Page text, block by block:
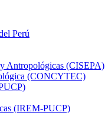
Perú
Antropológicas (CISEPA)
(CONCYTEC)
(IREM-PUCP)